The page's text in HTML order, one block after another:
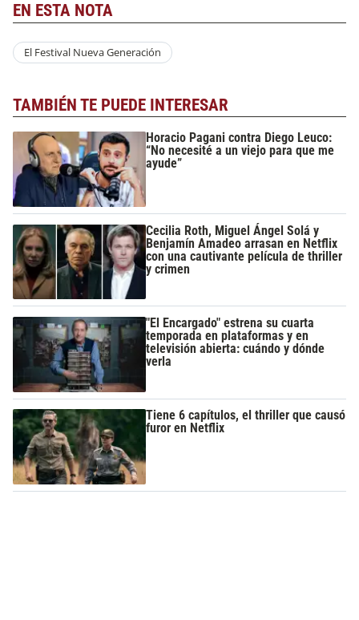
EN ESTA NOTA
El Festival Nueva Generación
TAMBIÉN TE PUEDE INTERESAR
Horacio Pagani contra Diego Leuco:
“No necesité a un viejo para que me
ayude”
Cecilia Roth, Miguel Ángel Solá y
Benjamín Amadeo arrasan en Netflix
con una cautivante película de thriller
y crimen
"El Encargado" estrena su cuarta
temporada en plataformas y en
televisión abierta: cuándo y dónde
verla
Tiene 6 capítulos, el thriller que causó
furor en Netflix